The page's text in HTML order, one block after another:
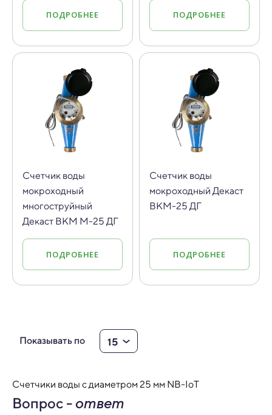
ПОДРОБНЕЕ ПОДРОБНЕЕ
Счетчик воды
мокроходный
многоструйный
Декаст ВКМ М-25 ДГ
ПОДРОБНЕЕ
Счетчик воды
мокроходный Декаст
ВКМ-25 ДГ
ПОДРОБНЕЕ
Показывать по 15
Счетчики воды с диаметром 25 мм NB-IoT
Вопрос -ответ